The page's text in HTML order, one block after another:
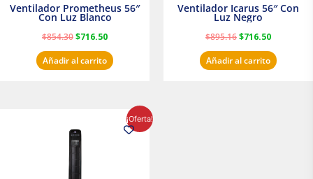
Ventilador Prometheus 56″
Con Luz Blanco
$854.30$716.50
Añadir al carrito
Ventilador Icarus 56″ Con
Luz Negro
$895.16$716.50
Añadir al carrito
¡Oferta!
original
era:
precio
actual